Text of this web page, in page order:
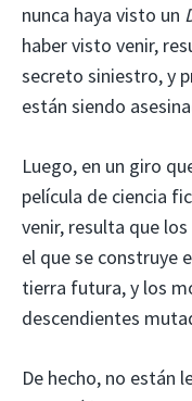
nunca haya visto un
haber visto venir,
secreto siniestro, y
están siendo
Luego, en un giro
película de ciencia
venir, resulta que
el que se construye
tierra futura, y los
descendientes
De hecho, no están